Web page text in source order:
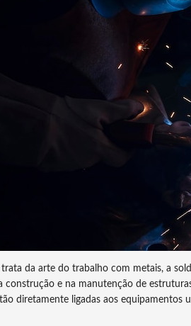
da arte do trabalho com metais, a
construção e na manutenção de
diretamente ligadas aos equipamentos